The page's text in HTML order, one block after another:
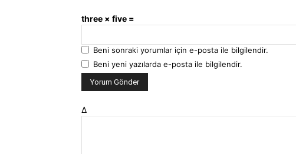
three × five =
Beni sonraki yorumlar için e-posta ile bilgilendir.
Beni yeni yazılarda e-posta ile bilgilendir.
Δ